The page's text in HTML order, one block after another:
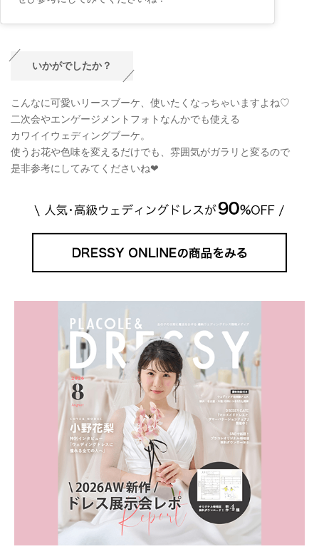
いかがでしたか？
こんなに可愛いリースブーケ、使いたくなっちゃいますよね♡
二次会やエンゲージメントフォトなんかでも使える
カワイイウェディングブーケ。
使うお花や色味を変えるだけでも、雰囲気がガラリと変るので
是非参考にしてみてくださいね❤︎